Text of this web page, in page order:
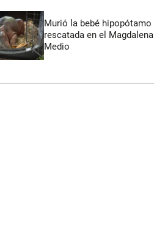
Murió la bebé hipopótamo
rescatada en el Magdalena
Medio